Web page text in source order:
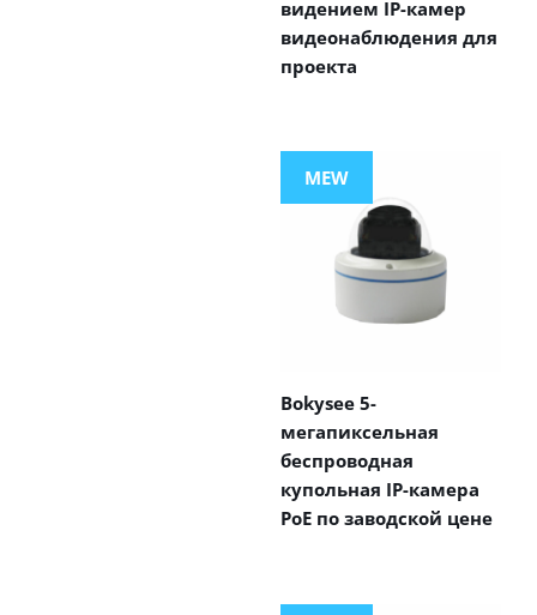
видением IP-камер
видеонаблюдения для
проекта
MEW
Bokysee 5-
мегапиксельная
беспроводная
купольная IP-камера
PoE по заводской цене